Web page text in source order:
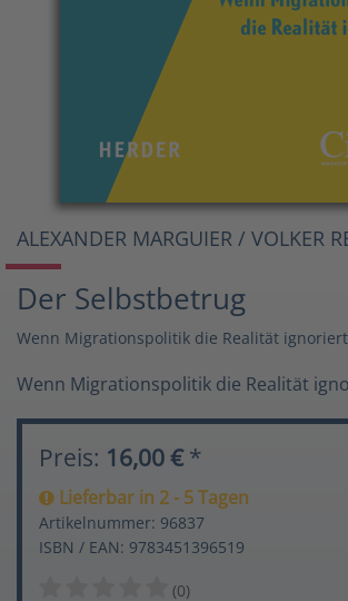
ALEXANDER MARGUIER / VOLKER
Der Selbstbetrug
Wenn Migrationspolitik die Realität ignoriert
Wenn Migrationspolitik die Realität
Preis: 16,00 € *
Lieferbar in 2 - 5 Tagen
Artikelnummer: 96837
ISBN / EAN: 9783451396519
(0)